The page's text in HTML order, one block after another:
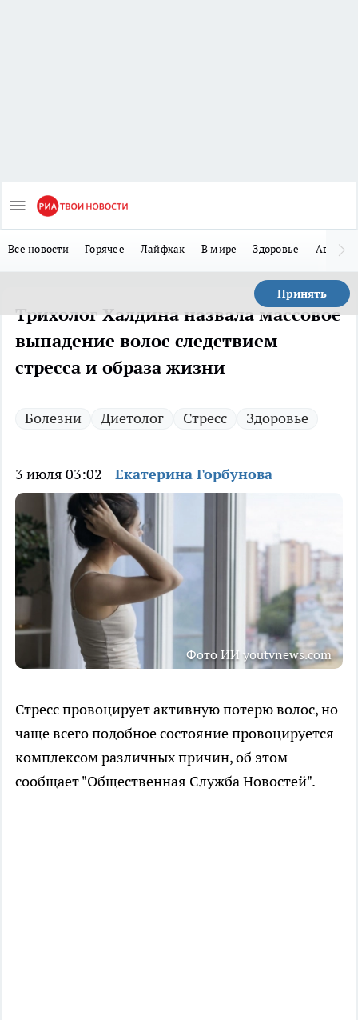
Все новости Горячее Лайфхак В мире Здоровье Авто
Принять
Трихолог Халдина назвала массовое
выпадение волос следствием
стресса и образа жизни
Болезни Диетолог Стресс Здоровье
3 июля 03:02 Екатерина Горбунова
Фото ИИ youtvnews.com
Стресс провоцирует активную потерю волос, но
чаще всего подобное состояние провоцируется
комплексом различных причин, об этом
сообщает "Общественная Служба Новостей".